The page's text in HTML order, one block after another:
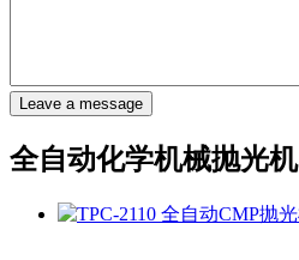
Leave a message
全自动化学机械抛光机